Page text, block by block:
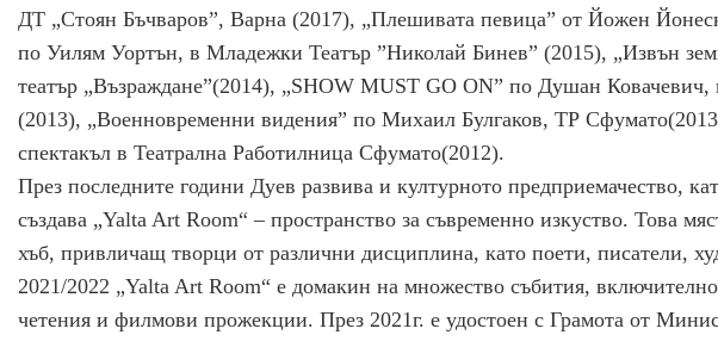
ДТ „Стоян Бъчваров”, Варна (2017), „Плешивата певица” от Йожен
по Уилям Уортън, в Младежки Театър ”Николай Бинев” (2015), „Извън
театър „Възраждане”(2014), „SHOW MUST GO ON” по Душан
(2013), „Военновременни видения” по Михаил Булгаков, ТР
спектакъл в Театрална Работилница Сфумато(2012).
През последните години Дуев развива и културното предприемачество,
създава „Yalta Art Room“ – пространство за съвременно изкуство. Това
хъб, привличащ творци от различни дисциплина, като поети, писатели,
2021/2022 „Yalta Art Room“ е домакин на множество събития,
четения и филмови прожекции. През 2021г. е удостоен с Грамота от